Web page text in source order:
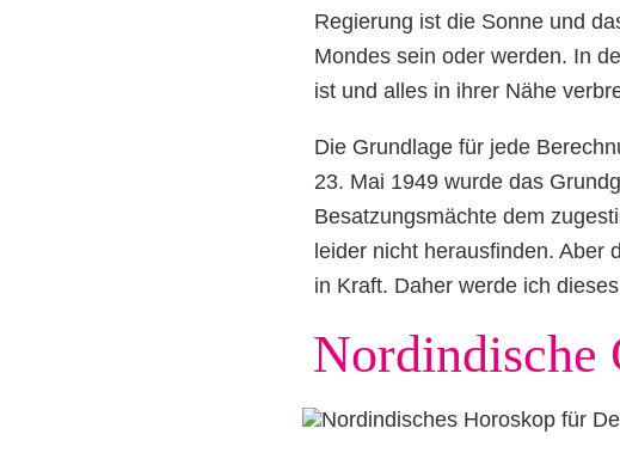
Regierung ist die Sonne und
Mondes sein oder werden. In
ist und alles in ihrer Nähe
Die Grundlage für jede
23. Mai 1949 wurde das
Besatzungsmächte dem
leider nicht herausfinden. Aber
in Kraft. Daher werde ich
Nordindische